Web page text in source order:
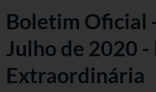
Boletim Oficial
Julho de 2020 -
Extraordinária